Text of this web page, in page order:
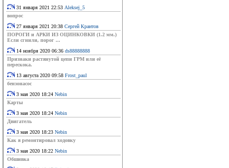
31 января 2021 22:53 Aleksej_5
вопрос
27 января 2021 20:38 Сергей Крантов
ПОРОГИ и АРКИ ИЗ ОЦИНКОВКИ (1.2 мм.)
Если сгнили, порог ...
14 ноября 2020 06:36 ds88888888
Признаки растянутой цепи ГРМ или её
перескока.
13 августа 2020 09:58 Frost_paul
бензонасос
3 мая 2020 18:24 Nebin
Карты
3 мая 2020 18:24 Nebin
Двигатель
3 мая 2020 18:23 Nebin
Как я ремонтировал ходовку
3 мая 2020 18:22 Nebin
Обшивка